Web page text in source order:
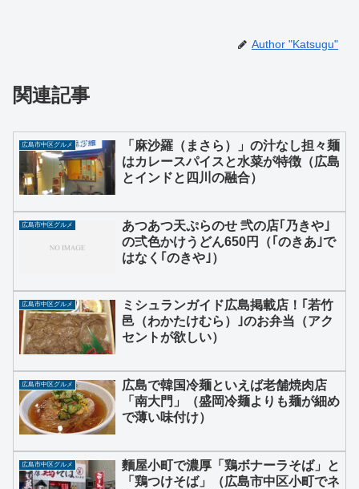
Author "Katsugu"
関連記事
広島市中区グルメ
「麻沙羅（まさら）」の汁なし担々麺
はカレースパイスと水菜が特徴（広島
とインドと四川の融合）
広島市中区グルメ
あつあつ天ぷらのせ 弐の店｢乃きや｣
の弍色かけうどん650円（｢のきあ｣で
はなく｢のきや｣）
広島市中区グルメ
ミシュランガイド広島掲載店！｢若竹
邑（わかたけむら）｣のお弁当（アク
セントが欲しい）
広島市中区グルメ
広島で韓国冷麺といえば老舗焼肉店
「南大門」（盛岡冷麺よりも麺が細め
で薄い味付け）
広島市中区グルメ
麵屋小町で濃厚「鶏ボナーラそば」と
「鶏つけそば」（広島市中区小町でネ